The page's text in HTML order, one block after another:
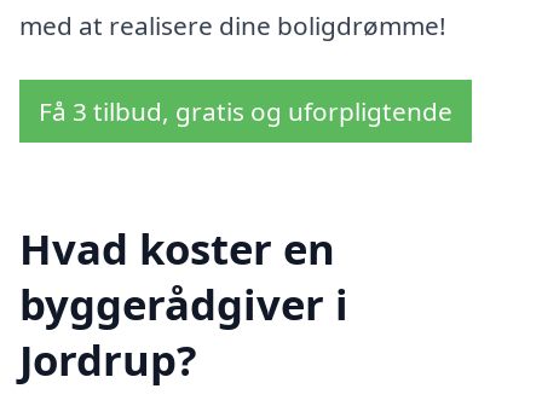
med at realisere dine boligdrømme!
Få 3 tilbud, gratis og uforpligtende
Hvad koster en
byggerådgiver i
Jordrup?